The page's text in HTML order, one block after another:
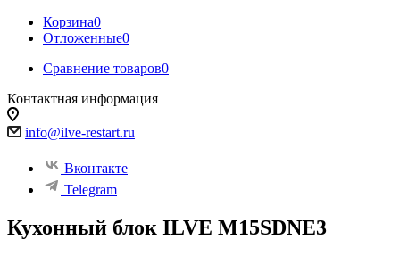
Корзина0
Отложенные0
Сравнение товаров0
Контактная информация
info@ilve-restart.ru
Вконтакте
Telegram
Кухонный блок ILVE M15SDNE3